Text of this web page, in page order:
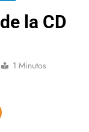
la CD
1 Minutos